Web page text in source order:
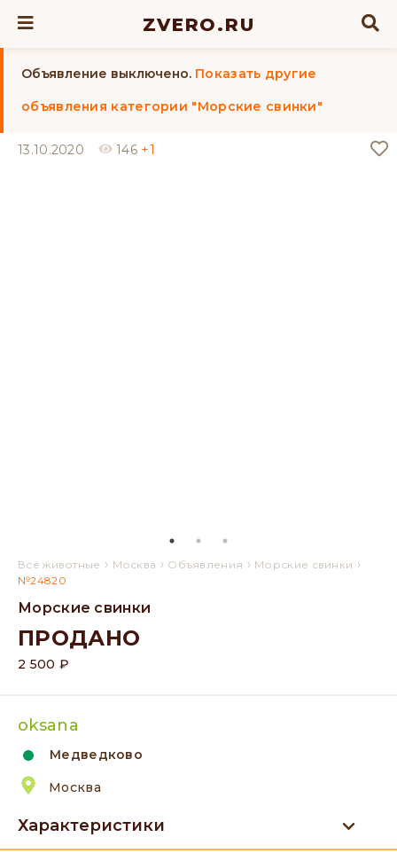
ZVERO.RU
Объявление выключено. Показать другие
объявления категории "Морские свинки"
13.10.2020 146 +1
Все животные › Москва › Объявления › Морские свинки ›
№24820
Морские свинки
ПРОДАНО
2 500 ₽
oksana
Медведково
Москва
Характеристики